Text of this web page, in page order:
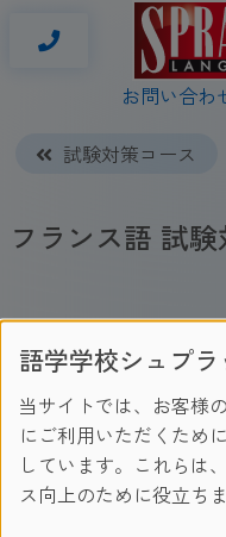
お問い合わ
試験対策コース
フランス語 試
d'Etudes de la Langue
コースです。D.E.L.F. (
れた唯一の試験で、項
DELFの証明書は、世
能力証明として国際的に
語学学校シュプ
当サイトでは、お客様
にご利用いただくため
しています。これらは
ス向上のために役立ちま